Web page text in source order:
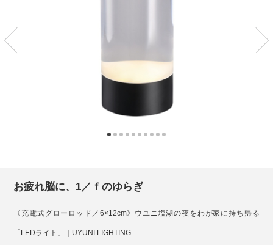
お疲れ脳に、1／ｆのゆらぎ
《充電式グローロッド／6×12cm》ウユニ塩湖の夜をわが家に持ち帰る
「LEDライト」｜UYUNI LIGHTING